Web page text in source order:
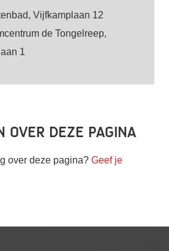
Vijfkamplaan 12
de Tongelreep,
1
over deze pagina
over deze pagina? Geef je